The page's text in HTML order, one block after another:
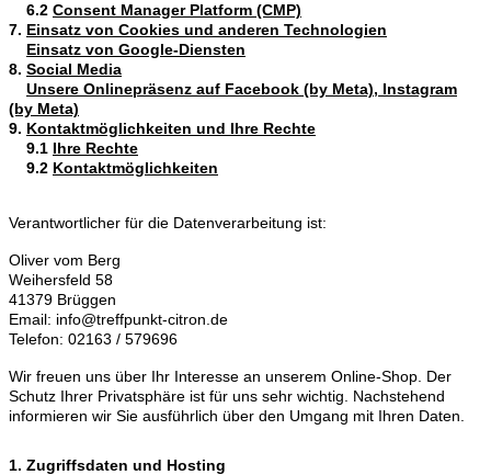
6.2 Consent Manager Platform (CMP)
7. Einsatz von Cookies und anderen Technologien
Einsatz von Google-Diensten
8. Social Media
Unsere Onlinepräsenz auf Facebook (by Meta), Instagram
(by Meta)
9. Kontaktmöglichkeiten und Ihre Rechte
9.1 Ihre Rechte
9.2 Kontaktmöglichkeiten
Verantwortlicher für die Datenverarbeitung ist:
Oliver vom Berg
Weihersfeld 58
41379 Brüggen
Email: info@treffpunkt-citron.de
Telefon: 02163 / 579696
Wir freuen uns über Ihr Interesse an unserem Online-Shop. Der
Schutz Ihrer Privatsphäre ist für uns sehr wichtig. Nachstehend
informieren wir Sie ausführlich über den Umgang mit Ihren Daten.
1. Zugriffsdaten und Hosting